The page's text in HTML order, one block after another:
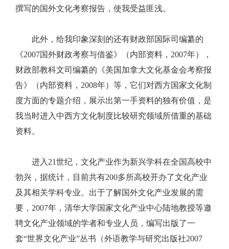
撰写的国外文化考察报告，使我受益匪浅。
此外，给我印象深刻的还有财政部国际司编纂的
《2007国外财政考察与借鉴》（内部资料，2007年），
财政部教科文司编纂的《美国加拿大文化基金会考察报
告》（内部资料，2008年）等，它们对西方国家文化制
度方面的专题介绍，展示出第一手资料的独有价值，是
我当时进入中西方文化制度比较研究领域所借重的基础
资料。
进入21世纪，文化产业作为新兴学科在全国高校中
勃兴，据统计，目前共有200多所高校开办了文化产业
及其相关学科专业。出于了解国外文化产业发展的需
要，2007年，清华大学国家文化产业中心陆地教授等邀
聘文化产业领域的学者和专业人员，编写出版了一
套“世界文化产业”丛书（外语教学与研究出版社2007